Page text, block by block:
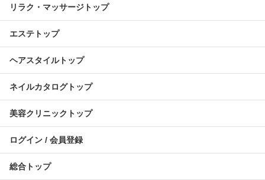
リラク・マッサージトップ
エステトップ
ヘアスタイルトップ
ネイルカタログトップ
美容クリニックトップ
ログイン / 会員登録
総合トップ